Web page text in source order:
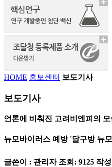
HOME 홍보센터 보도기사
보도기사
언론에 비춰진 고려비엔피의
뉴모바이러스 예방 '달구방 뉴
글쓴이 : 관리자 조회: 9125 작